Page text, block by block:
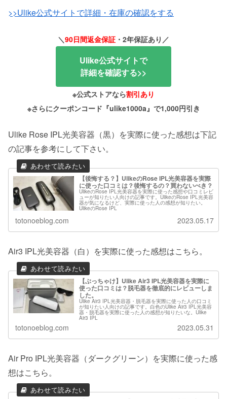
>>Ulike公式サイトで詳細・在庫の確認をする
＼90日間返金保証 ・2年保証あり／
Ulike公式サイトで
詳細を確認する>>
※公式ストアなら割引あり
※さらにクーポンコード『ulike1000a』で1,000円引き
Ulike Rose IPL光美容器（黒）を実際に使った感想は下記
の記事を参考にして下さい。
【後悔する？】UlikeのRose IPL光美容器を実際
に使った口コミは？後悔するの？買わないべき？
UlikeのRose IPL光美容器を実際に使った感想や口コミレビ
ューが知りたい人向けの記事です。UlikeのRose IPL光美容
器が気になるけど、実際に使った人の感想が知りたい。
UlikeのRose IPL
totonoeblog.com 2023.05.17
Air3 IPL光美容器（白）を実際に使った感想はこちら。
【ぶっちゃけ】Ulike Air3 IPL光美容器を実際に
使った口コミは？脱毛器を徹底的にレビューしま
した。
Ulike Air3 IPL光美容器・脱毛器を実際に使った人の口コミ
が知りたい人向けの記事です。白色のUlike Air3 IPL光美容
器・脱毛器を実際に使った人の感想が知りたいな。Ulike
Air3 IPL
totonoeblog.com 2023.05.31
Air Pro IPL光美容器（ダークグリーン）を実際に使った感
想はこちら。